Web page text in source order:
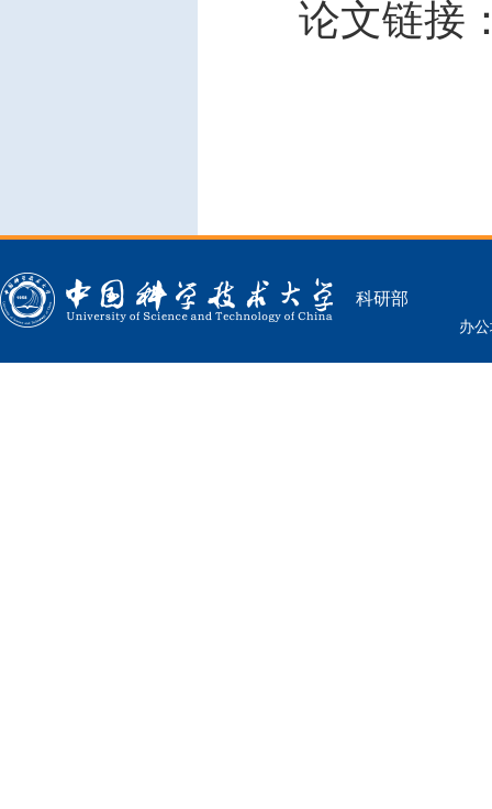
论文链接
科研部
办